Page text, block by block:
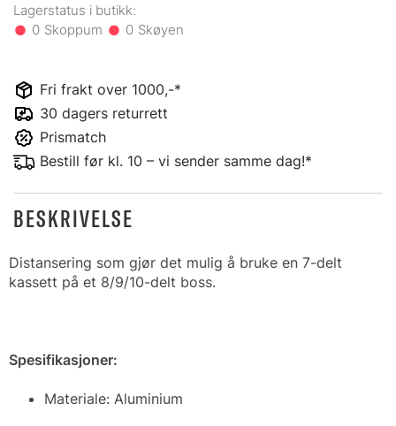
0 0
Fri frakt over 1000,-*
30 dagers returrett
Prismatch
Bestill før kl. 10 – vi sender samme dag!*
BESKRIVELSE
Distansering som gjør det mulig å bruke en 7-delt
kassett på et 8/9/10-delt boss.
Spesifikasjoner:
Materiale: Aluminium